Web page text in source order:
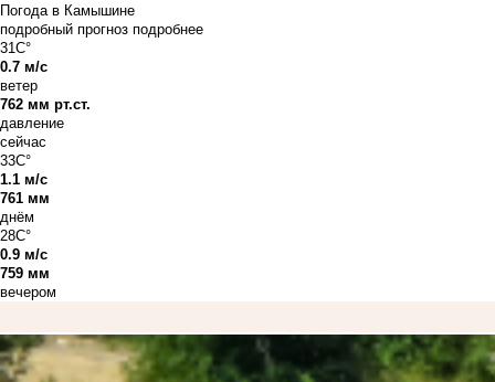
Погода в Камышине
подробный прогноз подробнее
31C°
0.7 м/с
ветер
762 мм рт.ст.
давление
сейчас
33C°
1.1 м/с
761 мм
днём
28C°
0.9 м/с
759 мм
вечером